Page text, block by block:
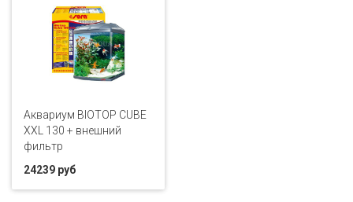
Аквариум BIOTOP CUBE
XXL 130 + внешний
фильтр
24239 руб